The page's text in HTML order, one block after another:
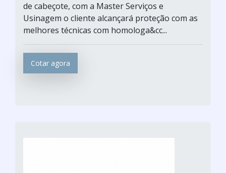
de cabeçote, com a Master Serviços e
Usinagem o cliente alcançará proteção com as
melhores técnicas com homologa&cc...
Cotar agora